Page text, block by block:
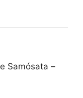
Samósata –